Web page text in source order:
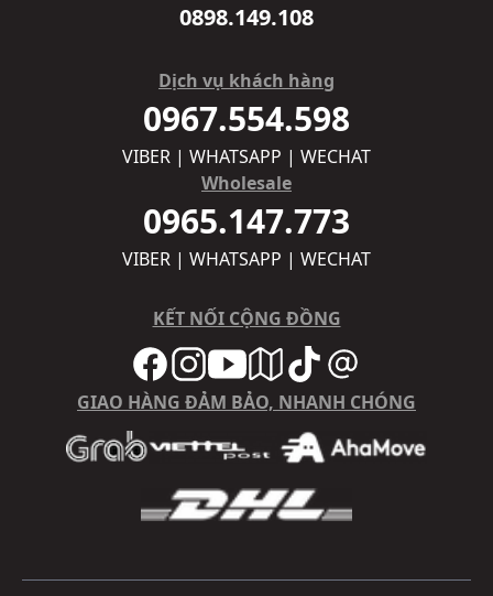
0898.149.108
Dịch vụ khách hàng
0967.554.598
VIBER | WHATSAPP | WECHAT
Wholesale
0965.147.773
VIBER | WHATSAPP | WECHAT
KẾT NỐI CỘNG ĐỒNG
GIAO HÀNG ĐẢM BẢO, NHANH CHÓNG